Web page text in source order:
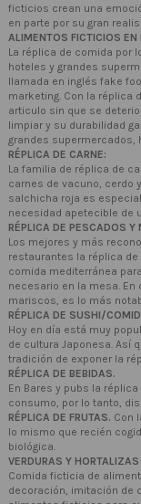
ficticios crean una
en parte por su gran
ALIMENTOS FICTICIOS EN
La réplica de comida por
hoteles y grandes
llamada en inglés fake
marketing. Con la réplica
articulo sin que se
limpiar y su durabilidad
grandes supermercados,
RÉPLICA DE CARNE:
La familia de réplica de
carnes de vacuno, cerdo
salchicha roja es
necesidad apetecible de
RÉPLICA DE PESCADOS Y
Los mejores y más
restaurantes la réplica
comida mediterránea
necesario en la mesa.
mariscos, es lo más
RÉPLICA DE SUSHI/
Hoy en día está muy
de cultura Japonesa. Así
tradición de exponer la
RÉPLICA DE BEBIDAS.
En Bares y pubs la
consumo, por lo tanto,
RÉPLICA DE FRUTAS. Con
lo mismo que recién
biológica.
VERDURAS Y
Comida ficticia de
decoración, imitación de